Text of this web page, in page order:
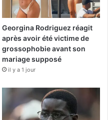
Georgina Rodriguez réagit
après avoir été victime de
grossophobie avant son
mariage supposé
il y a 1 jour